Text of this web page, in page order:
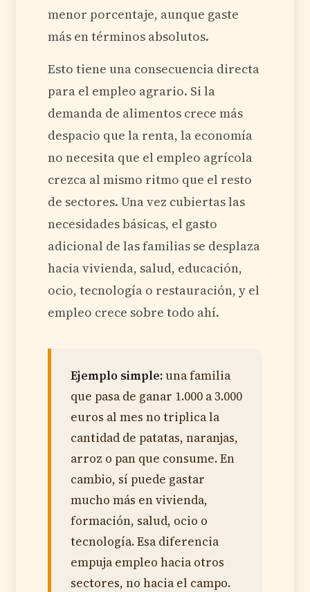
menor porcentaje, aunque gaste
más en términos absolutos.
Esto tiene una consecuencia directa
para el empleo agrario. Si la
demanda de alimentos crece más
despacio que la renta, la economía
no necesita que el empleo agrícola
crezca al mismo ritmo que el resto
de sectores. Una vez cubiertas las
necesidades básicas, el gasto
adicional de las familias se desplaza
hacia vivienda, salud, educación,
ocio, tecnología o restauración, y el
empleo crece sobre todo ahí.
Ejemplo simple:una familia
que pasa de ganar 1.000 a 3.000
euros al mes no triplica la
cantidad de patatas, naranjas,
arroz o pan que consume. En
cambio, sí puede gastar
mucho más en vivienda,
formación, salud, ocio o
tecnología. Esa diferencia
empuja empleo hacia otros
sectores, no hacia el campo.